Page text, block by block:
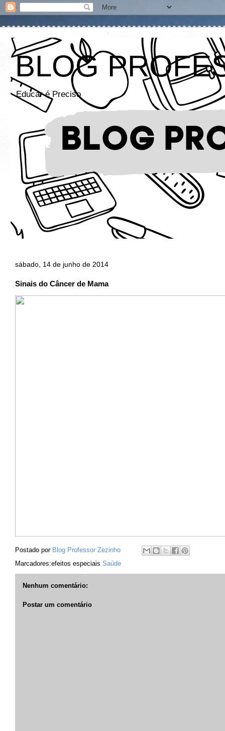
BLOG
Educar é Preciso
sábado, 14 de junho de 2014
Sinais do Câncer de Mama
Postado por Blog Professor Zezinho
Marcadores:efeitos especiais Saúde
Nenhum comentário:
Postar um comentário